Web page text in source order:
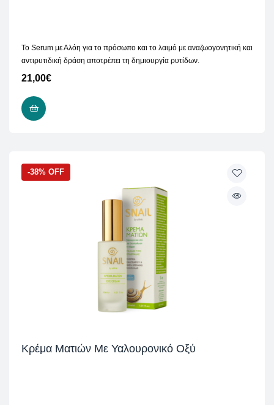
Το Serum με Αλόη για το πρόσωπο και το λαιμό με αναζωογονητική και
αντιρυτιδική δράση αποτρέπει τη δημιουργία ρυτίδων.
21,00€
-38% OFF
Κρέμα Ματιών Με Υαλουρονικό Οξύ